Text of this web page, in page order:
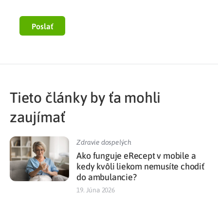
Poslať
Tieto články by ťa mohli
zaujímať
Zdravie dospelých
Ako funguje eRecept v mobile a
kedy kvôli liekom nemusíte chodiť
do ambulancie?
19. Júna 2026